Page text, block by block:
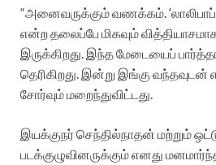
“அனைவருக்கும் வணக்கம்.
என்ற தலைப்பே மிகவும்
இருக்கிறது. இந்த மேடையைப்
தெரிகிறது. இன்று இங்கு
சோர்வும் மறைந்துவிட்டது.
இயக்குநர் செந்தில்நாதன் மற்றும்
படக்குழுவினருக்கும் எனது